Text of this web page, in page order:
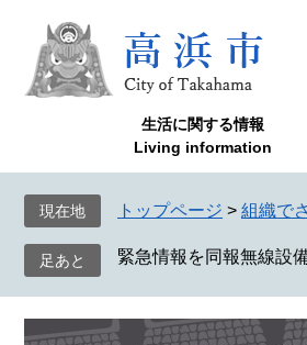
で
ば
へ
生活に関する情報
Living information
現在地 トップページ > 組織で
緊急情報を同報無線設
本